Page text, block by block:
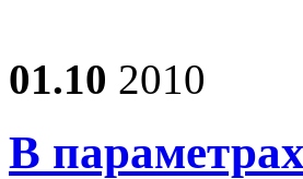
01.10 2010
В